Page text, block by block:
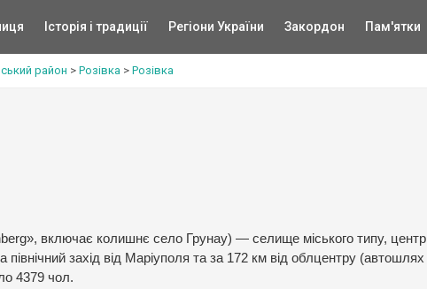
Історія і традиції Регіони України Закордон Пам'ятки
район > Розівка > Розівка
включає колишнє село Грунау) — селище міського типу, центр
північний захід від Маріуполя та за 172 км від облцентру (автошлях
4379 чол.